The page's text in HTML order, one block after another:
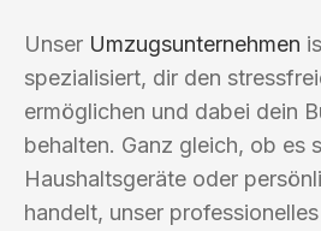
Unser Umzugsunternehmen
spezialisiert, dir den
ermöglichen und dabei dein
behalten. Ganz gleich, ob es
Haushaltsgeräte oder
handelt, unser